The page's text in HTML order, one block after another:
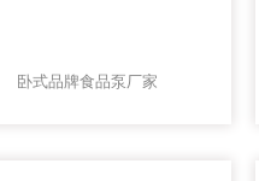
卧式品牌食品泵厂家